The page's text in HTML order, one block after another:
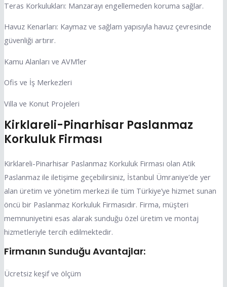
Teras Korkulukları: Manzarayı engellemeden koruma sağlar.
Havuz Kenarları: Kaymaz ve sağlam yapısıyla havuz çevresinde
güvenliği artırır.
Kamu Alanları ve AVM’ler
Ofis ve İş Merkezleri
Villa ve Konut Projeleri
Kirklareli-Pinarhisar Paslanmaz
Korkuluk Firması
Kirklareli-Pinarhisar Paslanmaz Korkuluk Firması olan Atik
Paslanmaz ile iletişime geçebilirsiniz, İstanbul Ümraniye’de yer
alan üretim ve yönetim merkezi ile tüm Türkiye’ye hizmet sunan
öncü bir Paslanmaz Korkuluk Firmasıdır. Firma, müşteri
memnuniyetini esas alarak sunduğu özel üretim ve montaj
hizmetleriyle tercih edilmektedir.
Firmanın Sunduğu Avantajlar:
Ücretsiz keşif ve ölçüm